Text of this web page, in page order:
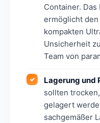
Container.
ermöglicht
kompakten
Unsicherheit
Team von
Lagerung und
sollten
gelagert
sachgemäßer